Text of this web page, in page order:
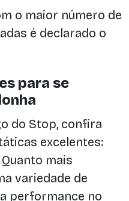
o maior número de
é declarado o
para se
do Stop, confira
excelentes:
Quanto mais
variedade de
performance no